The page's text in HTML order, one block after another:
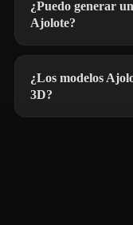
¿Puedo generar
Ajolote?
¿Los modelos
3D?